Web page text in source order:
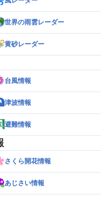
世界の雨雲レーダー
黄砂レーダー
台風情報
津波情報
避難情報
さくら開花情報
あじさい情報